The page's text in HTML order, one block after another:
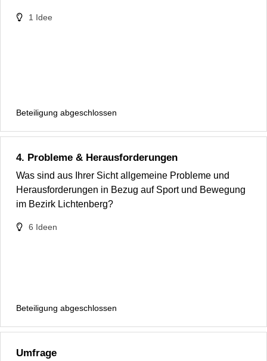
1 Idee
Beteiligung abgeschlossen
4. Probleme & Herausforderungen
Was sind aus Ihrer Sicht allgemeine Probleme und
Herausforderungen in Bezug auf Sport und Bewegung
im Bezirk Lichtenberg?
6 Ideen
Beteiligung abgeschlossen
Umfrage